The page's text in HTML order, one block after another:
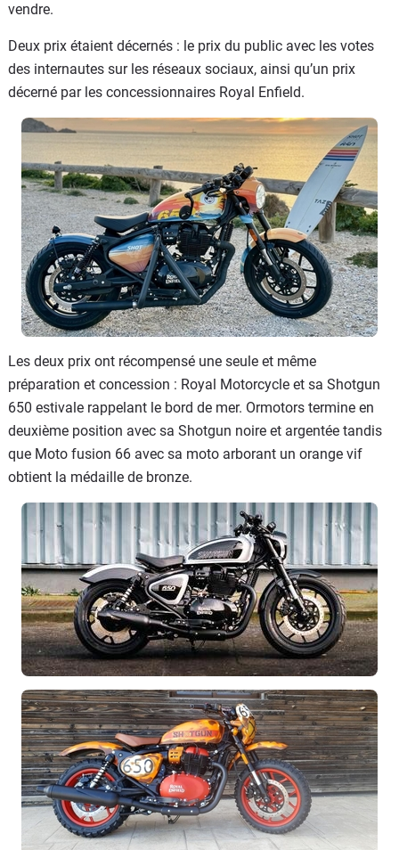
vendre.
Deux prix étaient décernés : le prix du public avec les votes
des internautes sur les réseaux sociaux, ainsi qu’un prix
décerné par les concessionnaires Royal Enfield.
Les deux prix ont récompensé une seule et même
préparation et concession : Royal Motorcycle et sa Shotgun
650 estivale rappelant le bord de mer. Ormotors termine en
deuxième position avec sa Shotgun noire et argentée tandis
que Moto fusion 66 avec sa moto arborant un orange vif
obtient la médaille de bronze.